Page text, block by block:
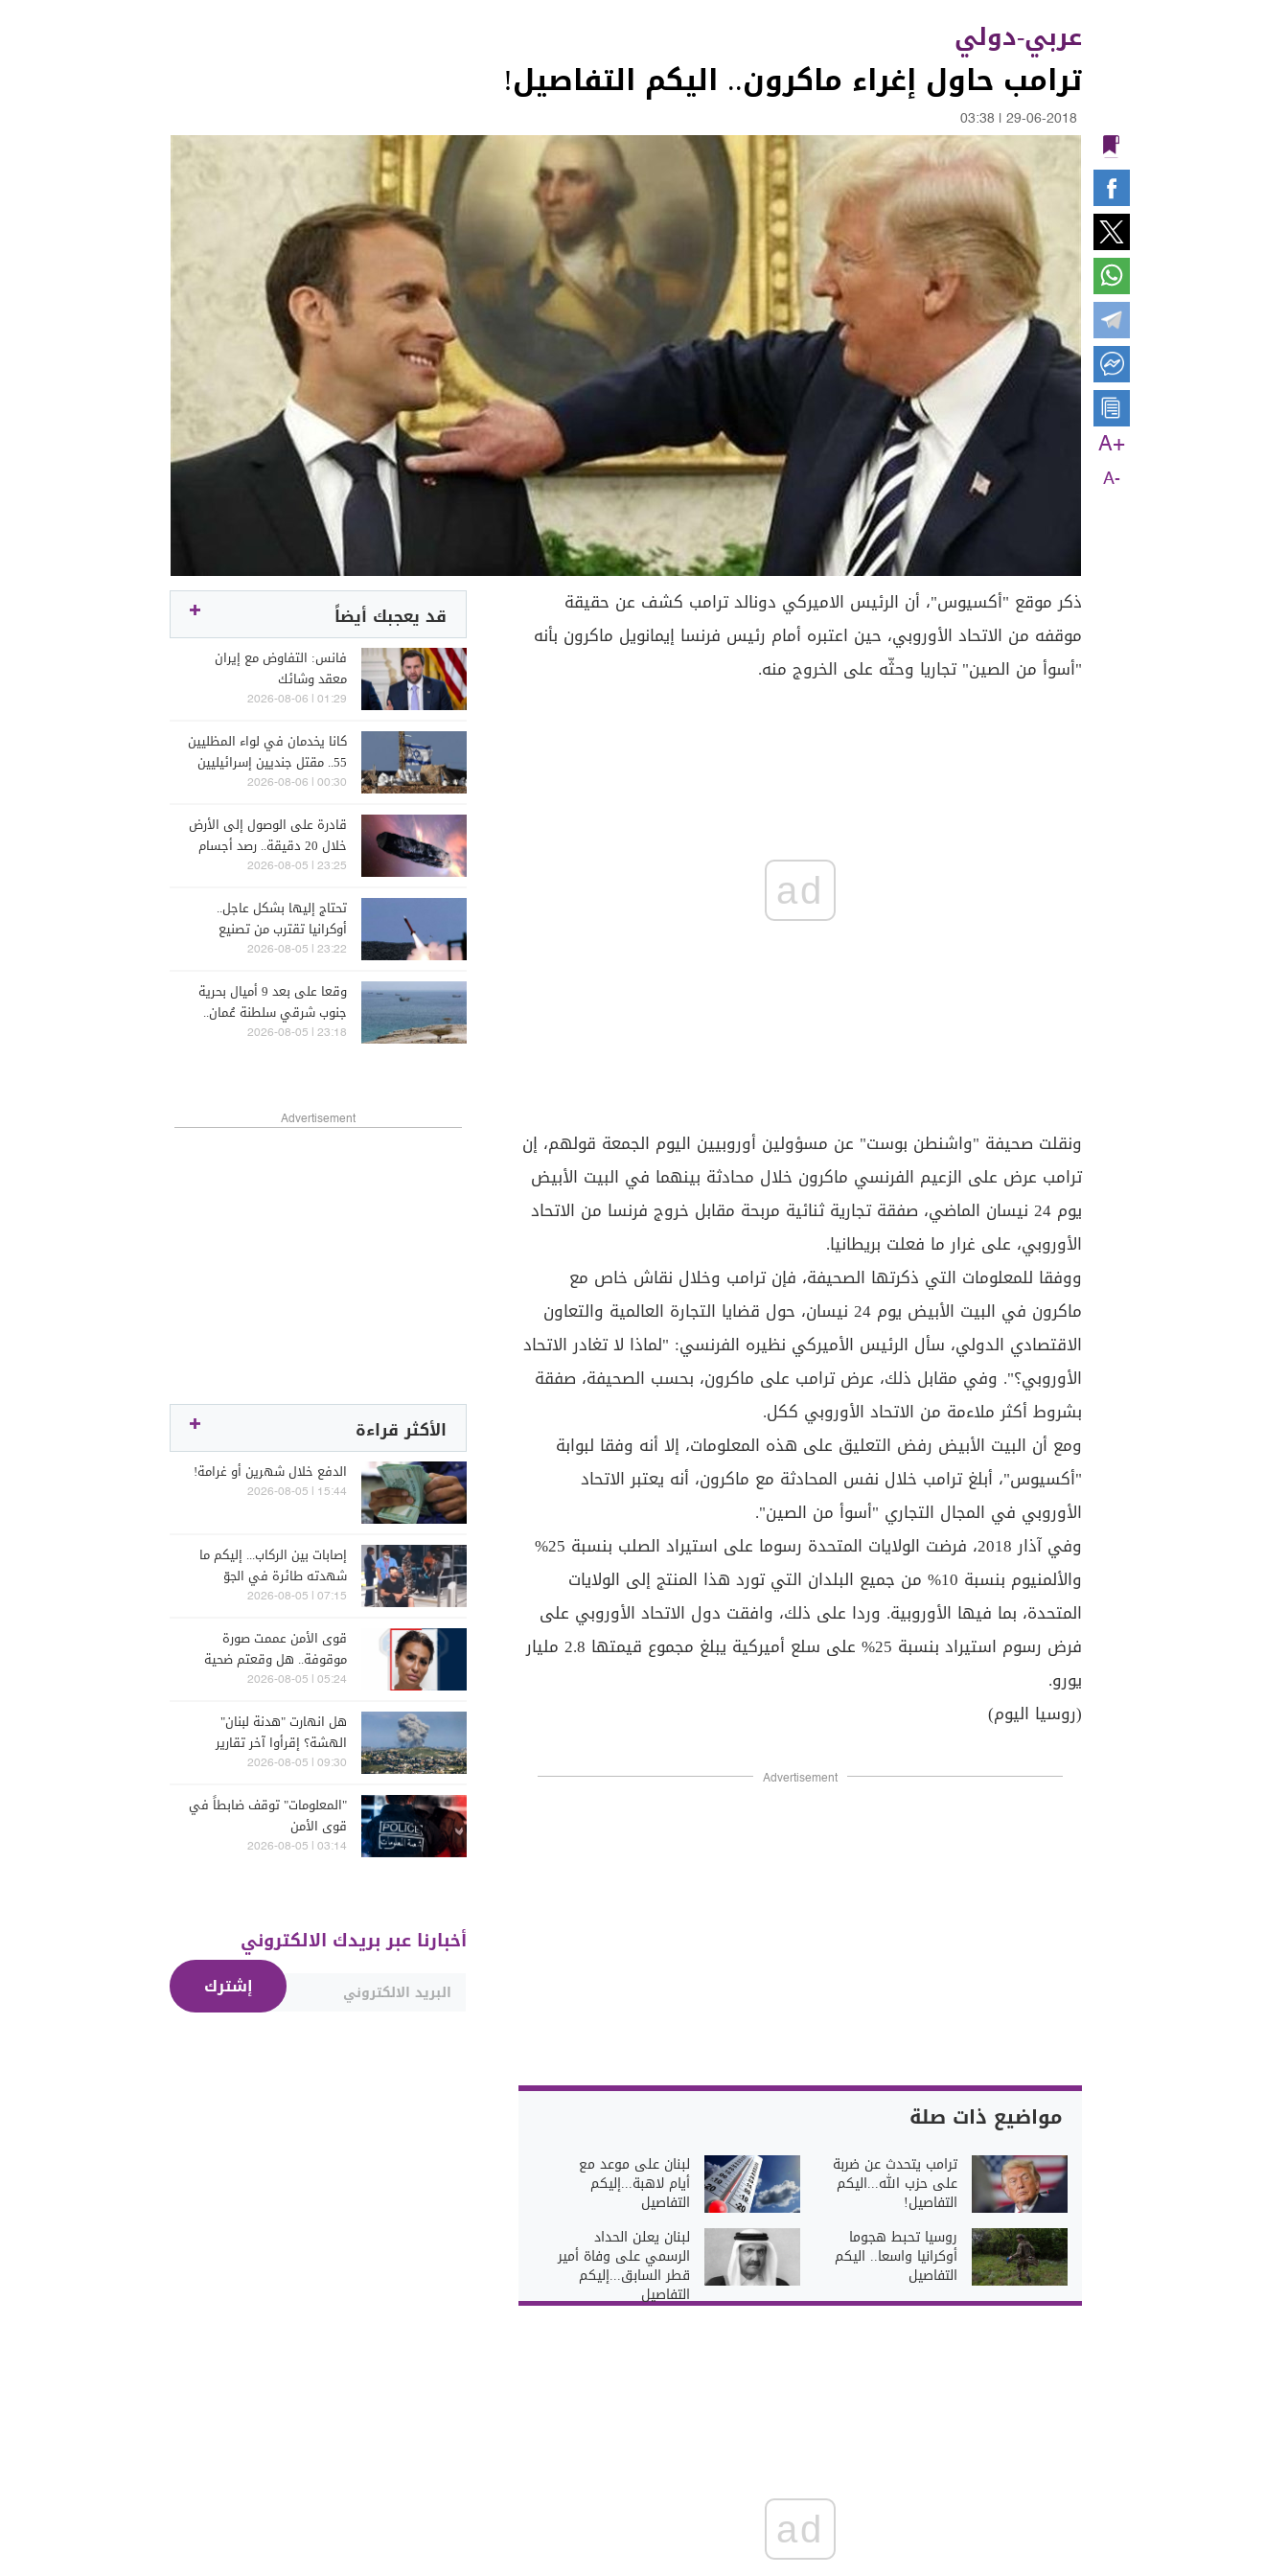
عربي-دولي
ترامب حاول إغراء ماكرون.. اليكم التفاصيل!
29-06-2018
03:38
A+
A-
ذكر موقع "أكسيوس"، أن الرئيس الاميركي دونالد ترامب كشف عن حقيقة
موقفه من الاتحاد الأوروبي، حين اعتبره أمام رئيس فرنسا إيمانويل ماكرون بأنه
"أسوأ من الصين" تجاريا وحثّه على الخروج منه.
ad
ونقلت صحيفة "واشنطن بوست" عن مسؤولين أوروبيين اليوم الجمعة قولهم، إن
ترامب عرض على الزعيم الفرنسي ماكرون خلال محادثة بينهما في البيت الأبيض
يوم 24 نيسان الماضي، صفقة تجارية ثنائية مربحة مقابل خروج فرنسا من الاتحاد
الأوروبي، على غرار ما فعلت بريطانيا.
ووفقا للمعلومات التي ذكرتها الصحيفة، فإن ترامب وخلال نقاش خاص مع
ماكرون في البيت الأبيض يوم 24 نيسان، حول قضايا التجارة العالمية والتعاون
الاقتصادي الدولي، سأل الرئيس الأميركي نظيره الفرنسي: "لماذا لا تغادر الاتحاد
الأوروبي؟". وفي مقابل ذلك، عرض ترامب على ماكرون، بحسب الصحيفة، صفقة
بشروط أكثر ملاءمة من الاتحاد الأوروبي ككل.
ومع أن البيت الأبيض رفض التعليق على هذه المعلومات، إلا أنه وفقا لبوابة
"أكسيوس"، أبلغ ترامب خلال نفس المحادثة مع ماكرون، أنه يعتبر الاتحاد
الأوروبي في المجال التجاري "أسوأ من الصين".
وفي آذار 2018، فرضت الولايات المتحدة رسوما على استيراد الصلب بنسبة 25%
والألمنيوم بنسبة 10% من جميع البلدان التي تورد هذا المنتج إلى الولايات
المتحدة، بما فيها الأوروبية. وردا على ذلك، وافقت دول الاتحاد الأوروبي على
فرض رسوم استيراد بنسبة 25% على سلع أميركية يبلغ مجموع قيمتها 2.8 مليار
يورو.
(روسيا اليوم)
Advertisement
مواضيع ذات صلة
ترامب يتحدث عن ضربة
على حزب الله...اليكم
التفاصيل!
لبنان على موعد مع
أيام لاهبة...إليكم
التفاصيل
روسيا تحبط هجوما
أوكرانيا واسعا.. اليكم
التفاصيل
لبنان يعلن الحداد
الرسمي على وفاة أمير
قطر السابق...إليكم
التفاصيل
ad
قد يعجبك أيضاً
فانس: التفاوض مع إيران
معقد وشائك
01:29 | 2026-08-06
كانا يخدمان في لواء المظليين
55.. مقتل جنديين إسرائيليين
بعبوة ناسفة في جنوب لبنان
00:30 | 2026-08-06
قادرة على الوصول إلى الأرض
خلال 20 دقيقة.. رصد أجسام
غامضة قرب القمر!
23:25 | 2026-08-05
تحتاج إليها بشكل عاجل..
أوكرانيا تقترب من تصنيع
صواريخ "باتريوت"
23:22 | 2026-08-05
وقعا على بعد 9 أميال بحرية
جنوب شرقي سلطنة عُمان..
انفجاران أثناء مرور ناقلة نفط
23:18 | 2026-08-05
Advertisement
الأكثر قراءة
الدفع خلال شهرين أو غرامة!
15:44 | 2026-08-05
إصابات بين الركاب... إليكم ما
شهدته طائرة في الجوّ
07:15 | 2026-08-05
قوى الأمن عممت صورة
موقوفة.. هل وقعتم ضحية
أعمالها؟
05:24 | 2026-08-05
هل انهارت "هدنة لبنان"
الهشة؟ إقرأوا آخر تقارير
إسرائيلية
09:30 | 2026-08-05
"المعلومات" توقف ضابطاً في
قوى الأمن
03:14 | 2026-08-05
أخبارنا عبر بريدك الالكتروني
إشترك